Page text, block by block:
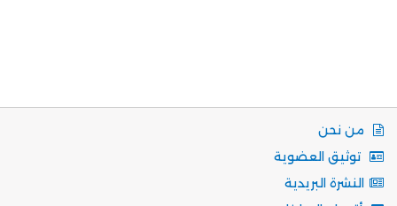
من نحن
توثيق العضوية
النشرة البريدية